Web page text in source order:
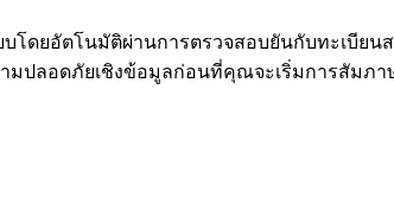
ดยอัตโนมัติผ่านการตรวจสอบยันกับทะเบีย
มปลอดภัยเชิงข้อมูลก่อนที่คุณจะเริ่มการสัมภา